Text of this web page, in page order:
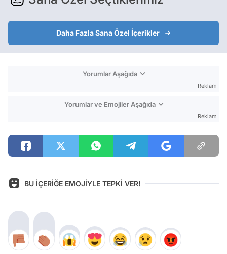
Daha Fazla Sana Özel İçerikler
Yorumlar Aşağıda
Reklam
Yorumlar ve Emojiler Aşağıda
Reklam
BU İÇERİĞE EMOJİYLE TEPKİ VER!